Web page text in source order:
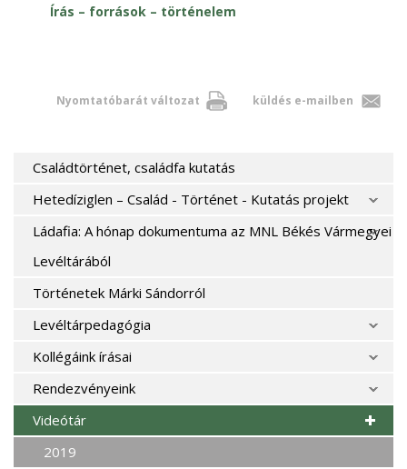
Írás – források – történelem
Nyomtatóbarát változat küldés e-mailben
Családtörténet, családfa kutatás
Hetedíziglen – Család - Történet - Kutatás projekt
Ládafia: A hónap dokumentuma az MNL Békés Vármegyei
Levéltárából
Történetek Márki Sándorról
Levéltárpedagógia
Kollégáink írásai
Rendezvényeink
Videótár
2019